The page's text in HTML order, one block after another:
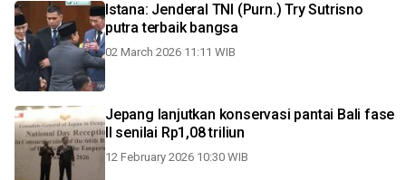
Istana: Jenderal TNI (Purn.) Try Sutrisno
putra terbaik bangsa
02 March 2026 11:11 WIB
Jepang lanjutkan konservasi pantai Bali fase
II senilai Rp1,08 triliun
12 February 2026 10:30 WIB